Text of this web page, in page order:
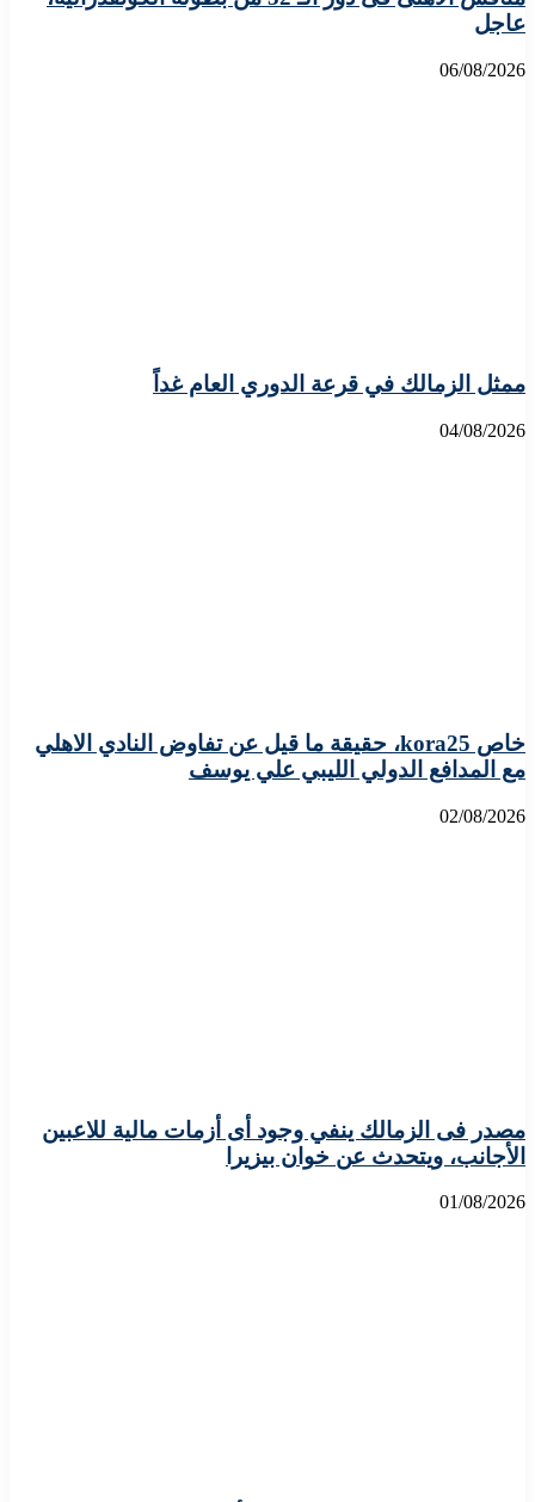
عاجل
06/08/2026
ممثل الزمالك في قرعة الدوري العام غداً
04/08/2026
خاص kora25، حقيقة ما قيل عن تفاوض النادي الاهلي
مع المدافع الدولي الليبي علي يوسف
02/08/2026
مصدر فى الزمالك ينفي وجود أى أزمات مالية للاعبين
الأجانب، ويتحدث عن خوان بيزيرا
01/08/2026